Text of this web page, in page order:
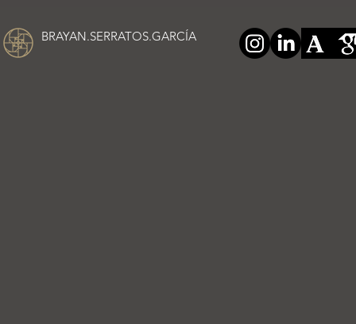
BRAYAN.SERRATOS.GARCÍA